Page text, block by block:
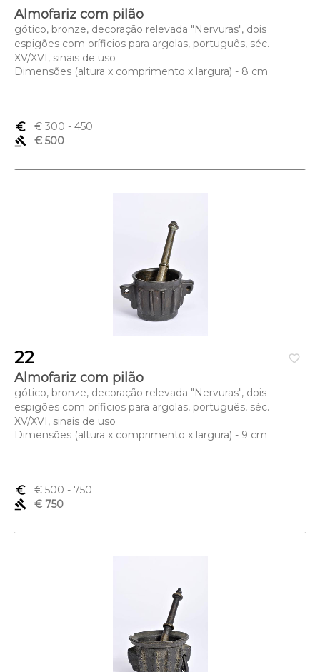
Almofariz com pilão
gótico, bronze, decoração relevada "Nervuras", dois
espigões com oríficios para argolas, português, séc.
XV/XVI, sinais de uso
Dimensões (altura x comprimento x largura) - 8 cm
euro_symbol € 300 - 450
gavel
€ 500
favorite_border
22
Almofariz com pilão
gótico, bronze, decoração relevada "Nervuras", dois
espigões com oríficios para argolas, português, séc.
XV/XVI, sinais de uso
Dimensões (altura x comprimento x largura) - 9 cm
euro_symbol € 500 - 750
gavel
€ 750